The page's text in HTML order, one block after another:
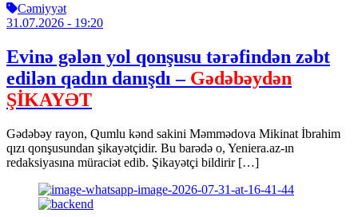
Cəmiyyət
31.07.2026 - 19:20
Evinə gələn yol qonşusu tərəfindən zəbt
edilən qadın danışdı – Gədəbəydən
ŞİKAYƏT
Gədəbəy rayon, Qumlu kənd sakini Məmmədova Mikinat İbrahim
qızı qonşusundan şikayətçidir. Bu barədə o, Yeniera.az-ın
redaksiyasına müraciət edib. Şikayətçi bildirir […]